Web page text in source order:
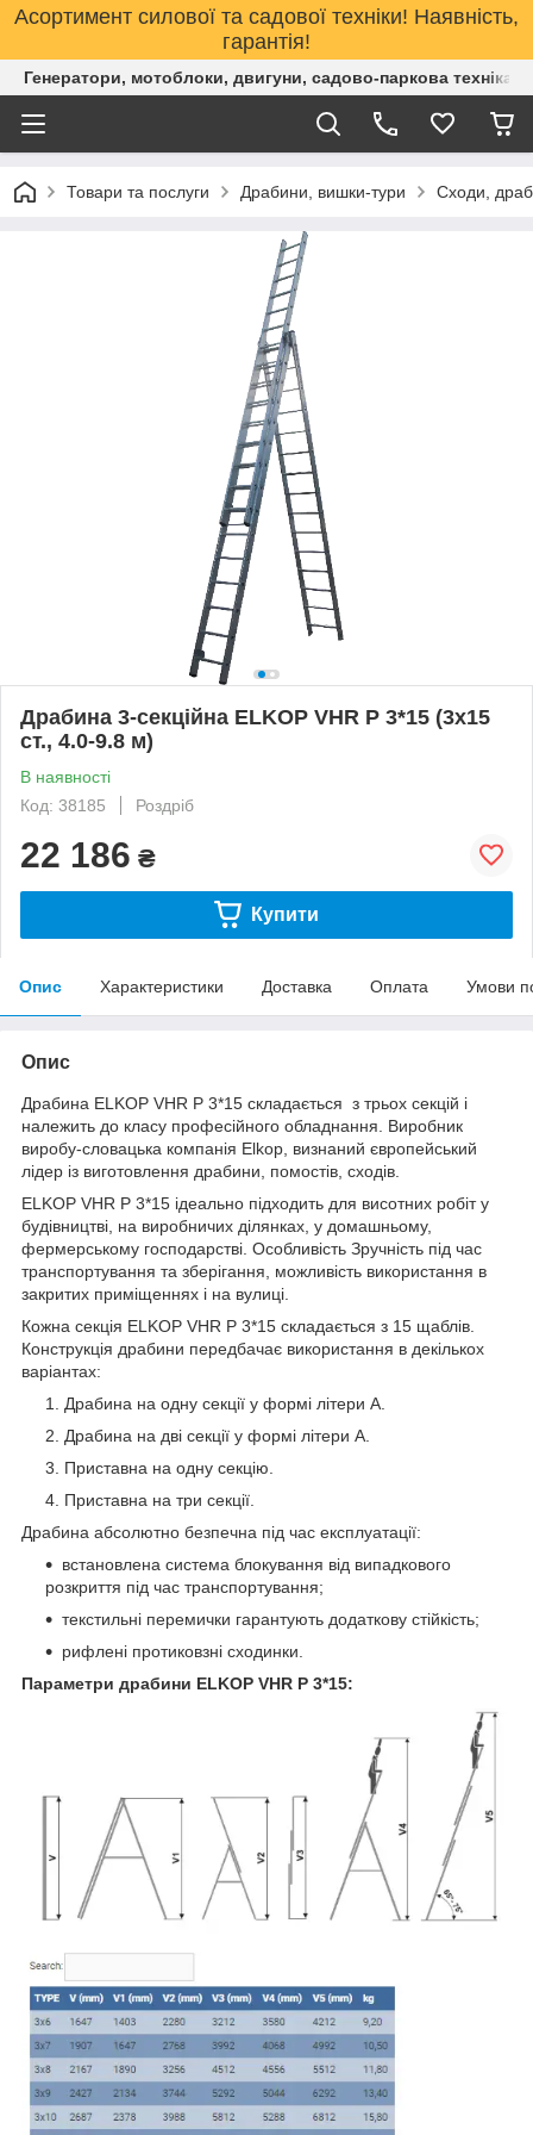
Асортимент силової та садової техніки! Наявність,
гарантія!
Генератори, мотоблоки, двигуни, садово-паркова техніка.
Товари та послуги Драбини, вишки-тури Сходи,
Драбина 3-секційна ELKOP VHR Р 3*15 (3х15
ст., 4.0-9.8 м)
В наявності
Код: 38185
Роздріб
22 186 ₴
Купити
Опис Характеристики Доставка Оплата Умови
Опис
Драбина ELKOP VHR Р 3*15 складається з трьох секцій і
належить до класу професійного обладнання. Виробник
виробу-словацька компанія Elkop, визнаний європейський
лідер із виготовлення драбини, помостів, сходів.
ELKOP VHR Р 3*15 ідеально підходить для висотних робіт у
будівництві, на виробничих ділянках, у домашньому,
фермерському господарстві. Особливість Зручність під час
транспортування та зберігання, можливість використання в
закритих приміщеннях і на вулиці.
Кожна секція ELKOP VHR Р 3*15 складається з 15 щаблів.
Конструкція драбини передбачає використання в декількох
варіантах:
Драбина на одну секції у формі літери А.
Драбина на дві секції у формі літери А.
Приставна на одну секцію.
Приставна на три секції.
Драбина абсолютно безпечна під час експлуатації:
встановлена система блокування від випадкового
розкриття під час транспортування;
текстильні перемички гарантують додаткову стійкість;
рифлені протиковзні сходинки.
Параметри драбини ELKOP VHR Р 3*15: